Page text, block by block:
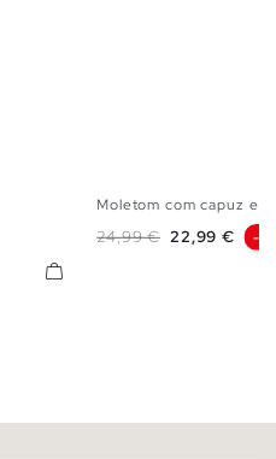
Moletom com capuz e
Preço normal
24,99 € Preço
22,99 € -